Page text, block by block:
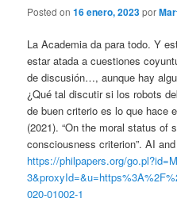
Posted on16 enero, 2023por
La Academia da para todo. Y
estar atada a cuestiones
de discusión…, aunque hay
¿Qué tal discutir si los robots
de buen criterio es lo que hace
(2021). “On the moral status of
consciousness criterion”. AI
https://philpapers.org/
020-01002-1